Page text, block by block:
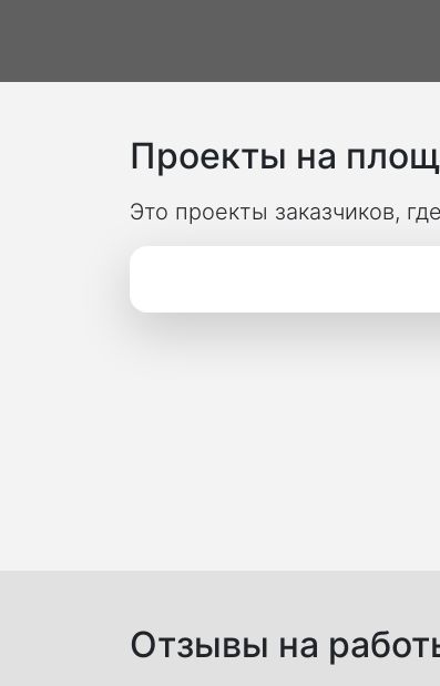
Проекты на
Это проекты заказчиков,
Отзывы на